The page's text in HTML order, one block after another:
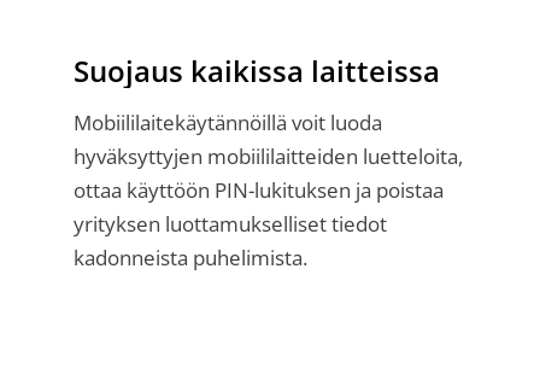
Suojaus kaikissa laitteissa
Mobiililaitekäytännöillä voit luoda
hyväksyttyjen mobiililaitteiden luetteloita,
ottaa käyttöön PIN-lukituksen ja poistaa
yrityksen luottamukselliset tiedot
kadonneista puhelimista.